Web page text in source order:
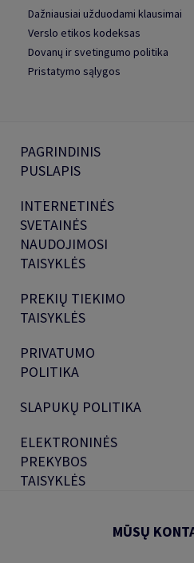
Dažniausiai užduodami klausimai
Verslo etikos kodeksas
Dovanų ir svetingumo politika
Pristatymo sąlygos
PAGRINDINIS
PUSLAPIS
INTERNETINĖS
SVETAINĖS
NAUDOJIMOSI
TAISYKLĖS
PREKIŲ TIEKIMO
TAISYKLĖS
PRIVATUMO
POLITIKA
SLAPUKŲ POLITIKA
ELEKTRONINĖS
PREKYBOS
TAISYKLĖS
MŪSŲ